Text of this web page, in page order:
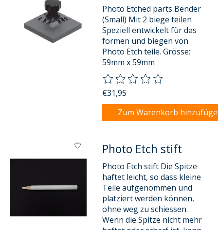
Photo Etched parts Bender
(Small) Mit 2 biege teilen
Speziell entwickelt für das
formen und biegen von
Photo Etch teile. Grösse:
59mm x 59mm
Die Bewertung dieses
€31,95
Zum Warenkorb
Photo Etch stift
Photo Etch stift Die Spitze
haftet leicht, so dass kleine
Teile aufgenommen und
platziert werden können,
ohne weg zu schiessen.
Wenn die Spitze nicht mehr